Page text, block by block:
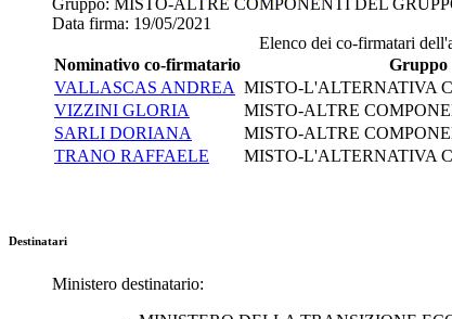
Data firma: 19/05/2021
Elenco dei co-firmatari
Nominativo co-firmatario
Gruppo
VALLASCAS ANDREA MISTO-L'ALTERNATIVA
VIZZINI GLORIA
MISTO-ALTRE
SARLI DORIANA
MISTO-ALTRE
TRANO RAFFAELE
MISTO-L'ALTERNATIVA
Destinatari
Ministero destinatario: